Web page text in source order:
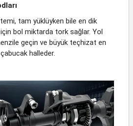
tam yüklüyken bile en dik
bol miktarda tork sağlar. Yol
geçin ve büyük teçhizat en
halleder.